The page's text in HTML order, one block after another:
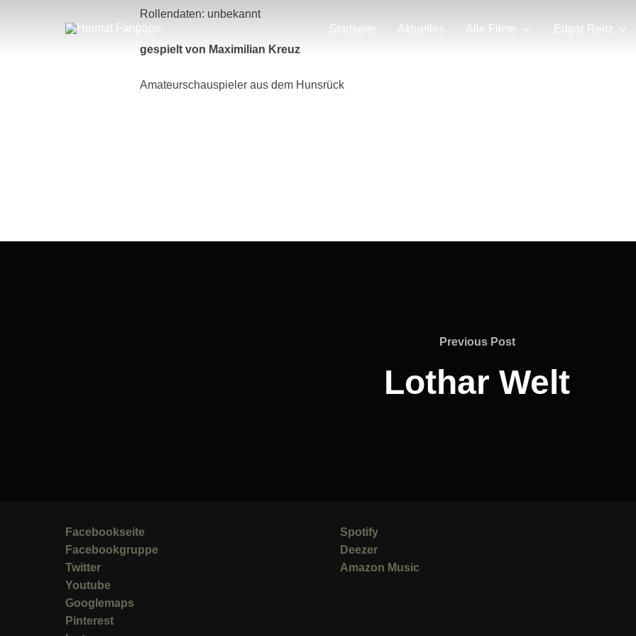
Startseite Aktuelles Alle Filme Edgar Reitz
Rollendaten: unbekannt
gespielt von Maximilian Kreuz
Amateurschauspieler aus dem Hunsrück
Previous
Previous Post
Lothar Welt
Facebookseite
Facebookgruppe
Twitter
Youtube
Googlemaps
Pinterest
Spotify
Deezer
Amazon Music